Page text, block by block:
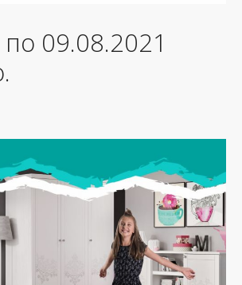
по 09.08.2021